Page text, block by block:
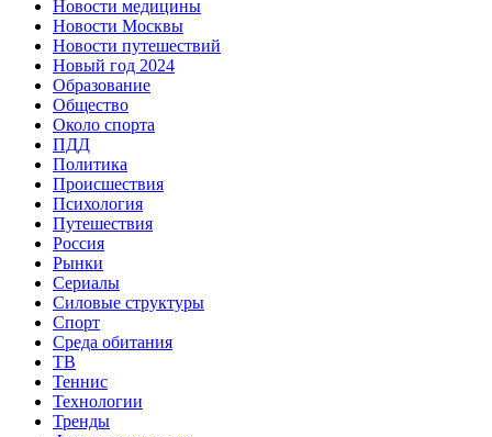
Новости медицины
Новости Москвы
Новости путешествий
Новый год 2024
Образование
Общество
Около спорта
ПДД
Политика
Происшествия
Психология
Путешествия
Россия
Рынки
Сериалы
Силовые структуры
Спорт
Среда обитания
ТВ
Теннис
Технологии
Тренды